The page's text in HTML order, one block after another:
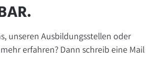
unseren Ausbildungsstellen oder
erfahren? Dann schreib eine Mail